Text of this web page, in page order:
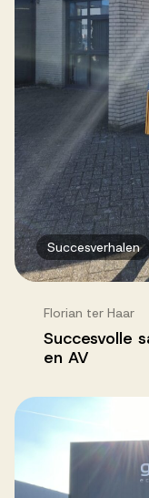
Succesverhalen
Florian ter Haar
Succesvolle
en AV